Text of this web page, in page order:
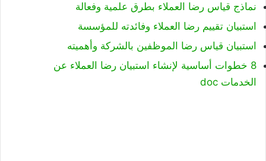
نماذج قياس رضا العملاء بطرق علمية وفعالة
استبيان تقييم رضا العملاء وفائدته للمؤسسة
استبيان قياس رضا الموظفين بالشركة وأهميته
8 خطوات أساسية لإنشاء استبيان رضا العملاء عن
الخدمات doc